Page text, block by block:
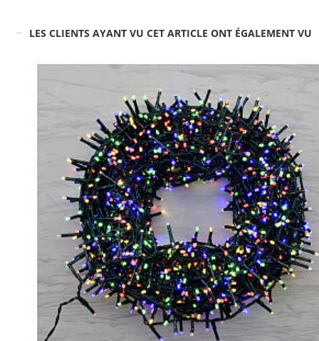
LES CLIENTS AYANT VU CET ARTICLE ONT ÉGALEMENT VU